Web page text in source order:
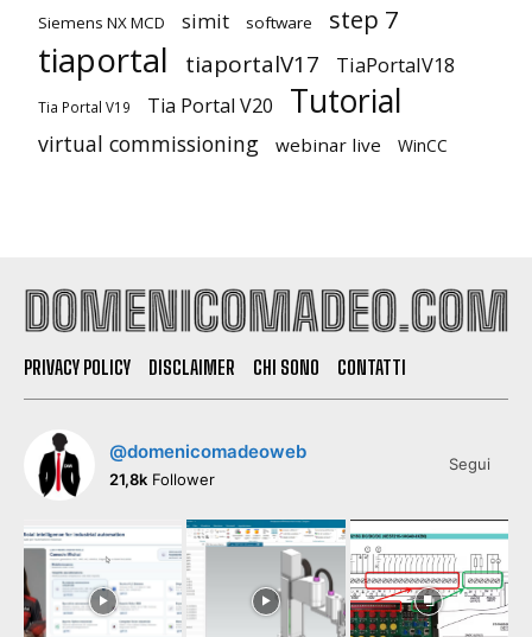
Siemens NX MCD simit software step 7
tiaportal tiaportalV17 TiaPortalV18
Tia Portal V19 Tia Portal V20 Tutorial
virtual commissioning webinar live WinCC
PRIVACY POLICY DISCLAIMER CHI SONO CONTATTI
@domenicomadeoweb
21,8k Follower
Segui